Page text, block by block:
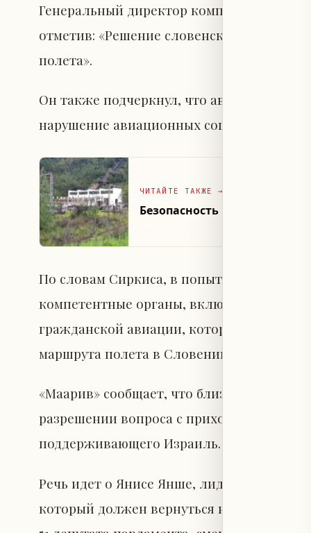
Генеральный директор компании Ури
отметив: «Решение словенских властей
полета».
Он также подчеркнул, что авиакомпания
нарушение авиационных соглашений и
ЧИТАЙТЕ ТАКЖЕ →
Безопасность в преддверии
По словам Сиркиса, в попытках
компетентные органы, включая
гражданской авиации, которые пытались
маршрута полета в Словению, однако все
«Маарив» сообщает, что близкие к
разрешении вопроса с приходом к власти
поддерживающего Израиль.
Речь идет о Янисе Янше, лидере правой
который должен вернуться на пост